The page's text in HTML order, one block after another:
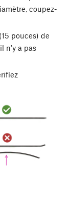
coupez-
pouces) de
n'y a pas